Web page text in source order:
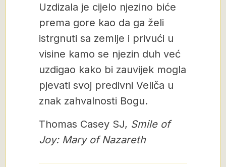
Uzdizala je cijelo njezino biće
prema gore kao da ga želi
istrgnuti sa zemlje i privući u
visine kamo se njezin duh već
uzdigao kako bi zauvijek mogla
pjevati svoj predivni Veliča u
znak zahvalnosti Bogu.
Thomas Casey SJ, Smile of
Joy: Mary of Nazareth